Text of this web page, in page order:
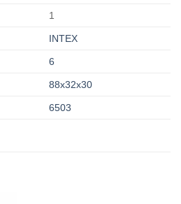
1
INTEX
6
88х32х30
6503